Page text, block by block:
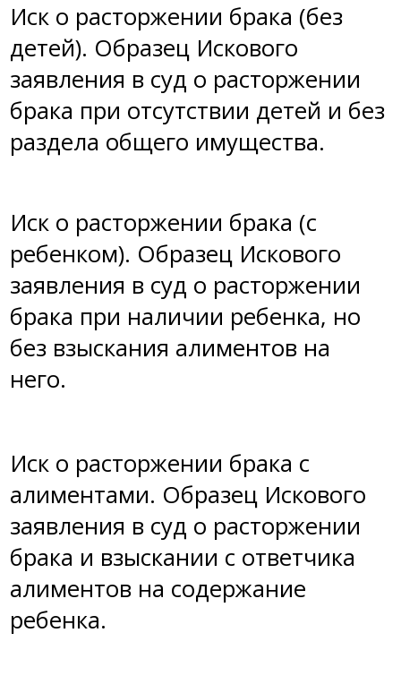
Иск о расторжении брака (без
детей). Образец Искового
заявления в суд о расторжении
брака при отсутствии детей и без
раздела общего имущества.
Иск о расторжении брака (с
ребенком). Образец Искового
заявления в суд о расторжении
брака при наличии ребенка, но
без взыскания алиментов на
него.
Иск о расторжении брака с
алиментами. Образец Искового
заявления в суд о расторжении
брака и взыскании с ответчика
алиментов на содержание
ребенка.